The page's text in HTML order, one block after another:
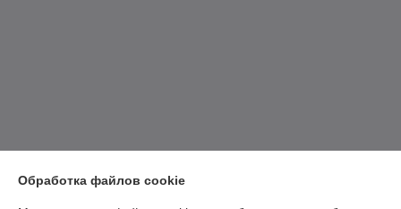
Обработка файлов cookie